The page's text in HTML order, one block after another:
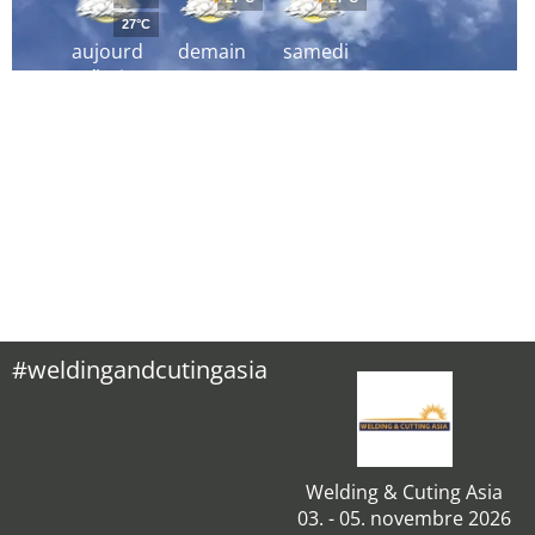
aujourd
´hui
27°C
demain samedi
#weldingandcutingasia
Welding & Cuting Asia
03. - 05. novembre 2026